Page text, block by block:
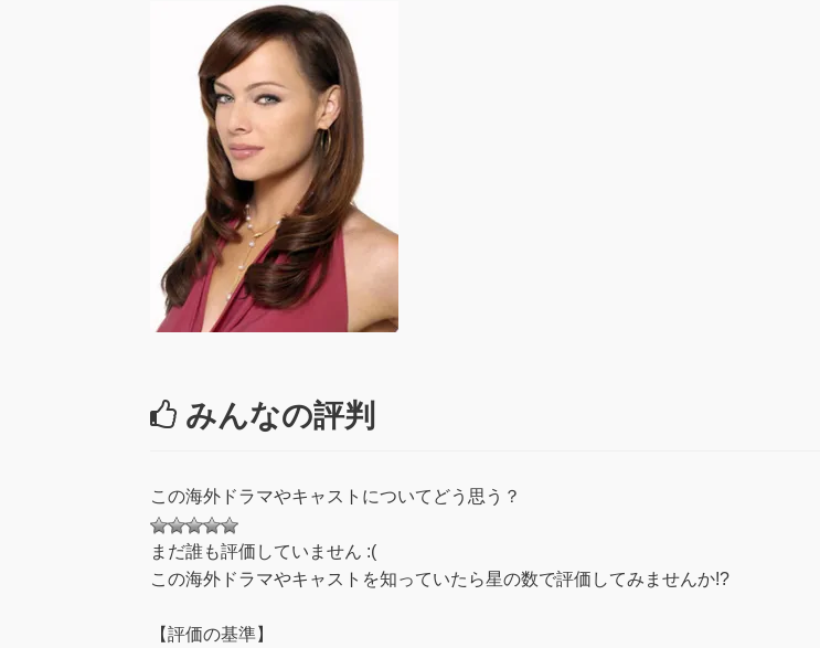
みんなの評判
この海外ドラマやキャストについてどう思う？
まだ誰も評価していません :(
この海外ドラマやキャストを知っていたら星の数で評価してみませんか!?
【評価の基準】